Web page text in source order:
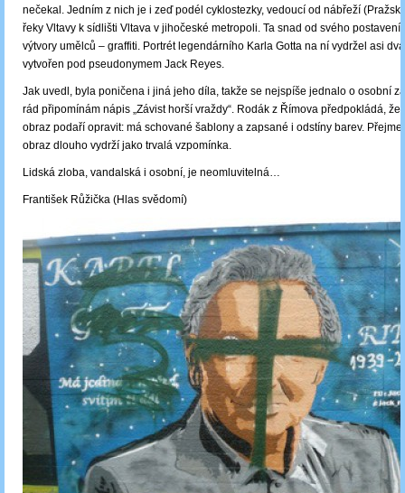
nečekal. Jedním z nich je i zeď podél cyklostezky, vedoucí od nábřeží
řeky Vltavy k sídlišti Vltava v jihočeské metropoli. Ta snad od svého postavení
výtvory umělců ‒ graffiti. Portrét legendárního Karla Gotta na ní vydržel asi
vytvořen pod pseudonymem Jack Reyes.
Jak uvedl, byla poničena i jiná jeho díla, takže se nejspíše jednalo o osobní
rád připomínám nápis „Závist horší vraždy“. Rodák z Římova předpokládá, že
obraz podaří opravit: má schované šablony a zapsané i odstíny barev.
obraz dlouho vydrží jako trvalá vzpomínka.
Lidská zloba, vandalská i osobní, je neomluvitelná…
František Růžička (Hlas svědomí)